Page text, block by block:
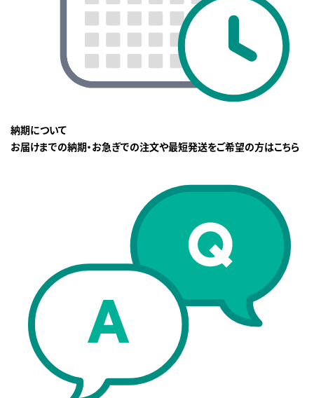
納期について
お届けまでの納期・お急ぎでの注文や最短発送をご希望の方はこちら